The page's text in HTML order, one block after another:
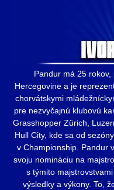
Pandur má 25
Hercegovine a je
chorvátskymi
pre nezvyčajnú klubovú
Grasshopper Zürich,
Hull City, kde sa od
v Championship. Pandur
svoju nomináciu na
s týmito
výsledky a výkony. To,